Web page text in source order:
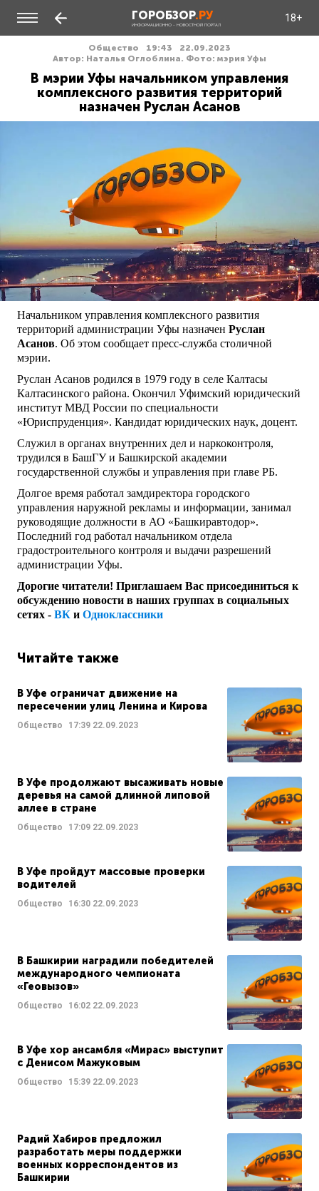
ГОРОБЗОР.РУ
ИНФОРМАЦИОННО - НОВОСТНОЙ ПОРТАЛ
18+
Общество 19:43
22.09.2023
Автор: Наталья Оглоблина. Фото: мэрия Уфы
В мэрии Уфы начальником управления
комплексного развития территорий
назначен Руслан Асанов
Начальником управления комплексного развития
территорий администрации Уфы назначен Руслан
Асанов. Об этом сообщает пресс-служба столичной
мэрии.
Руслан Асанов родился в 1979 году в селе Калтасы
Калтасинского района. Окончил Уфимский юридический
институт МВД России по специальности
«Юриспруденция». Кандидат юридических наук, доцент.
Служил в органах внутренних дел и наркоконтроля,
трудился в БашГУ и Башкирской академии
государственной службы и управления при главе РБ.
Долгое время работал замдиректора городского
управления наружной рекламы и информации, занимал
руководящие должности в АО «Башкиравтодор».
Последний год работал начальником отдела
градостроительного контроля и выдачи разрешений
администрации Уфы.
Дорогие читатели! Приглашаем Вас присоединиться к
обсуждению новости в наших группах в социальных
сетях - ВК и Одноклассники
Читайте также
В Уфе ограничат движение на
пересечении улиц Ленина и Кирова
Общество 17:39 22.09.2023
В Уфе продолжают высаживать новые
деревья на самой длинной липовой
аллее в стране
Общество 17:09 22.09.2023
В Уфе пройдут массовые проверки
водителей
Общество 16:30 22.09.2023
В Башкирии наградили победителей
международного чемпионата
«Геовызов»
Общество 16:02 22.09.2023
В Уфе хор ансамбля «Мирас» выступит
с Денисом Мажуковым
Общество 15:39 22.09.2023
Радий Хабиров предложил
разработать меры поддержки
военных корреспондентов из
Башкирии